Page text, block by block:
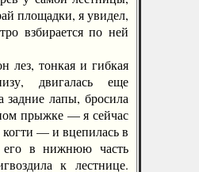
площадки, я увидел,
взбирается по ней
тонкая и гибкая
двигалась еще
лапы, бросила
прыжке — я сейчас
— и вцепилась в
в нижнюю часть
к лестнице.